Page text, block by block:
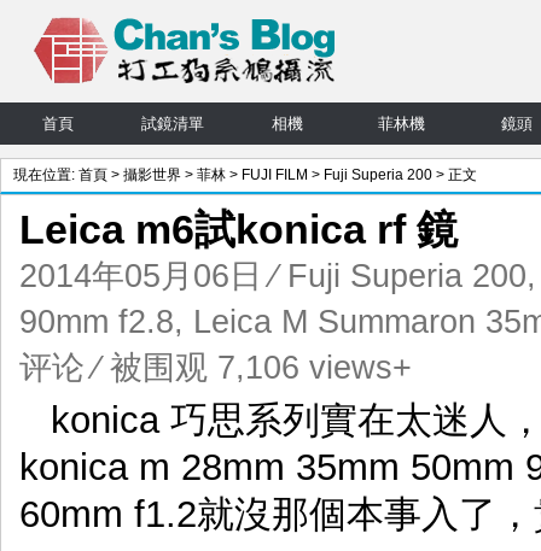
首頁 試鏡清單 相機 菲林機 鏡頭
現在位置: 首頁 > 攝影世界 > 菲林 > FUJI FILM > Fuji Superia 200 > 正文
Leica m6試konica rf 鏡
2014年05月06日 ⁄ Fuji Superia 200
90mm f2.8, Leica M Summaron
评论⁄ 被围观 7,106 views+
konica 巧思系列實在太迷人
konica m 28mm 35mm 50mm
60mm f1.2就沒那個本事入了